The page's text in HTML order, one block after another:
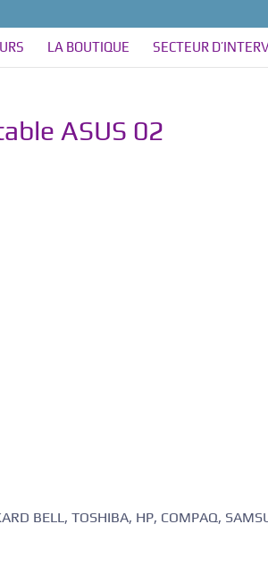
LA BOUTIQUE SECTEUR
ASUS 02
BELL, TOSHIBA, HP, COMPAQ,